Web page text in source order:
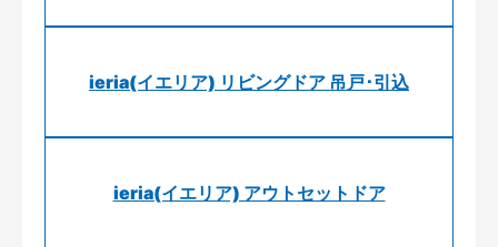
ieria(イエリア) リビングドア 吊戸･引込
ieria(イエリア) アウトセットドア